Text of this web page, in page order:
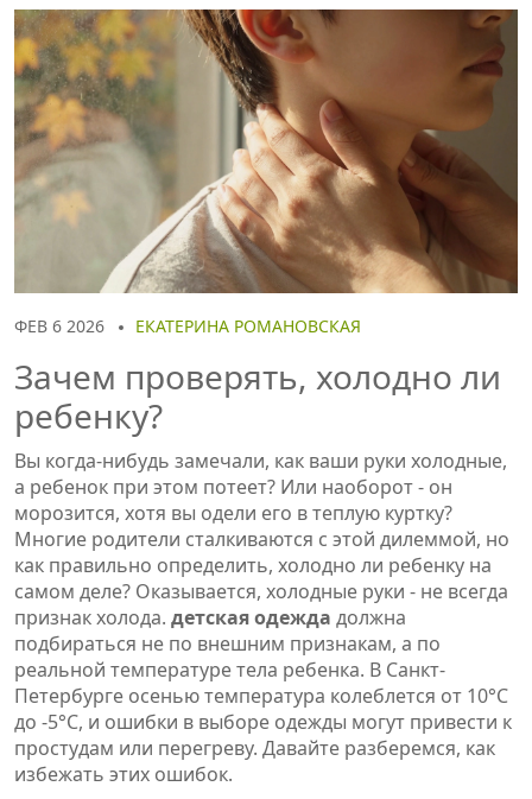
ФЕВ 6 2026 ЕКАТЕРИНА РОМАНОВСКАЯ
Зачем проверять, холодно ли
ребенку?
Вы когда-нибудь замечали, как ваши руки холодные,
а ребенок при этом потеет? Или наоборот - он
морозится, хотя вы одели его в теплую куртку?
Многие родители сталкиваются с этой дилеммой, но
как правильно определить, холодно ли ребенку на
самом деле? Оказывается, холодные руки - не всегда
признак холода. детская одежда должна
подбираться не по внешним признакам, а по
реальной температуре тела ребенка. В Санкт-
Петербурге осенью температура колеблется от 10°C
до -5°C, и ошибки в выборе одежды могут привести к
простудам или перегреву. Давайте разберемся, как
избежать этих ошибок.